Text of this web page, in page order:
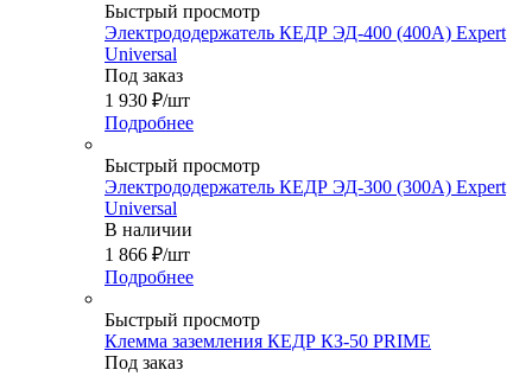
Быстрый просмотр
Электрододержатель КЕДР ЭД-400 (400А) Expert
Universal
Под заказ
1 930 ₽/шт
Подробнее
Быстрый просмотр
Электрододержатель КЕДР ЭД-300 (300А) Expert
Universal
В наличии
1 866 ₽/шт
Подробнее
Быстрый просмотр
Клемма заземления КЕДР КЗ-50 PRIME
Под заказ